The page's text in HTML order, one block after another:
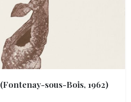
(Fontenay-sous-Bois, 1962)